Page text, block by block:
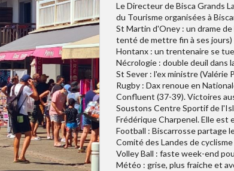
Le Directeur de Bisca Grands
du Tourisme organisées à
St Martin d'Oney : un drame
tenté de mettre fin à ses jours)
Hontanx : un trentenaire se
Nécrologie : double deuil dans
St Sever : l'ex ministre (Valérie
Rugby : Dax renoue en
Confluent (37-39). Victoires
Soustons Centre Sportif de
Frédérique Charpenel. Elle est
Football : Biscarrosse partage
Comité des Landes de
Volley Ball : faste week-end
Météo : grise, plus fraiche et